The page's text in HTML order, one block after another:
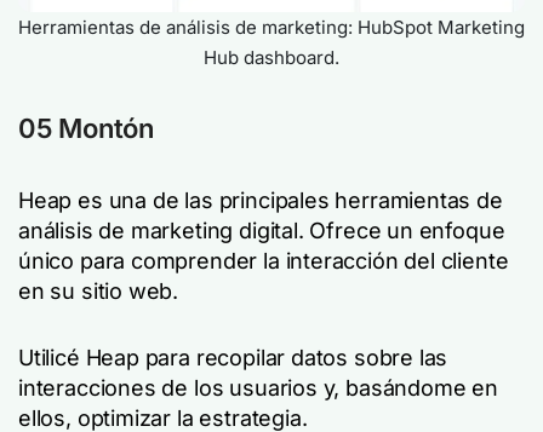
Herramientas de análisis de marketing: HubSpot Marketing
Hub dashboard.
05 Montón
Heap es una de las principales herramientas de
análisis de marketing digital. Ofrece un enfoque
único para comprender la interacción del cliente
en su sitio web.
Utilicé Heap para recopilar datos sobre las
interacciones de los usuarios y, basándome en
ellos, optimizar la estrategia.